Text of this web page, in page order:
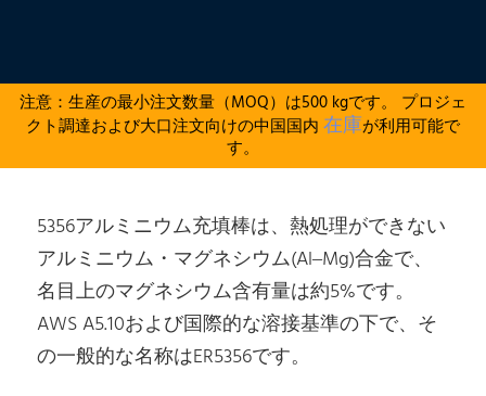
注意：生産の最小注文数量（MOQ）は500 kgです。 プロジェ
クト調達および大口注文向けの中国国内 在庫が利用可能で
す。
5356アルミニウム充填棒は、熱処理ができない
アルミニウム・マグネシウム(Al–Mg)合金で、
名目上のマグネシウム含有量は約5%です。
AWS A5.10および国際的な溶接基準の下で、そ
の一般的な名称はER5356です。